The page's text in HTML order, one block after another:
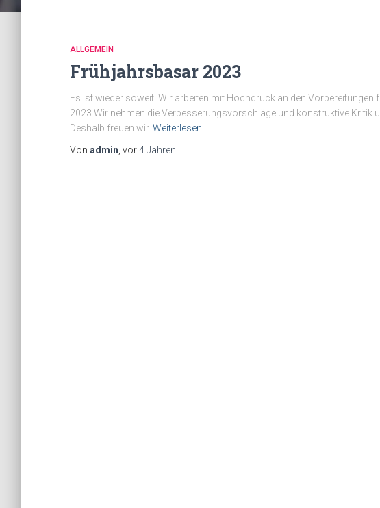
ALLGEMEIN
Frühjahrsbasar 2023
Es ist wieder soweit! Wir arbeiten mit Hochdruck an den
2023 Wir nehmen die Verbesserungsvorschläge und konstruktive Kritik
Deshalb freuen wir Weiterlesen …
Von admin , vor4 Jahren